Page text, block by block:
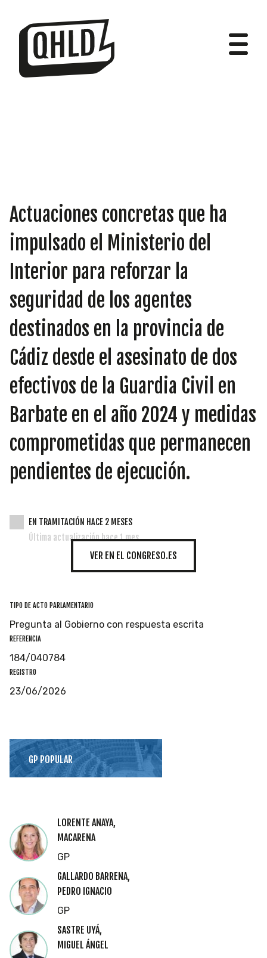
GRUPOS
INICIATIVAS
TEMÁTICAS
Actuaciones concretas que ha
impulsado el Ministerio del
Interior para reforzar la
seguridad de los agentes
destinados en la provincia de
Cádiz desde el asesinato de dos
efectivos de la Guardia Civil en
Barbate en el año 2024 y medidas
comprometidas que permanecen
pendientes de ejecución.
EN TRAMITACIÓN HACE 2 MESES
Última actualización hace 1 mes
VER EN EL CONGRESO.ES
TIPO DE ACTO PARLAMENTARIO
Pregunta al Gobierno con respuesta escrita
REFERENCIA
184/040784
REGISTRO
23/06/2026
GP POPULAR
LORENTE ANAYA,
MACARENA
GP
GALLARDO BARRENA,
PEDRO IGNACIO
GP
SASTRE UYÁ,
MIGUEL ÁNGEL